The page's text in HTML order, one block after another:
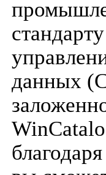
данных